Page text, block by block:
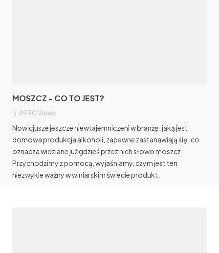
MOSZCZ - CO TO JEST?
4990Views
Nowicjusze jeszcze niewtajemniczeni w branżę, jaką jest
domowa produkcja alkoholi, zapewne zastanawiają się, co
oznacza widziane już gdzieś przez nich słowo moszcz.
Przychodzimy z pomocą, wyjaśniamy, czym jest ten
niezwykle ważny w winiarskim świecie produkt.